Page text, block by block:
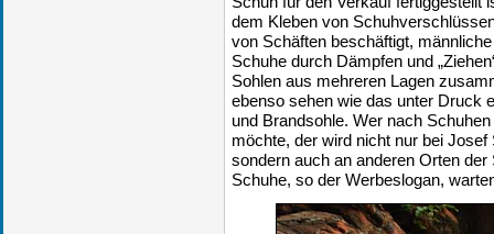
dem Kleben von
von Schäften beschäftigt,
Schuhe durch Dämpfen und
Sohlen aus mehreren Lagen
ebenso sehen wie das unter Druck
und Brandsohle. Wer nach
möchte, der wird nicht nur bei
sondern auch an anderen Orten
Schuhe, so der Werbeslogan,